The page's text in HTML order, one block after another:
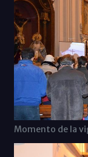
Momento de la